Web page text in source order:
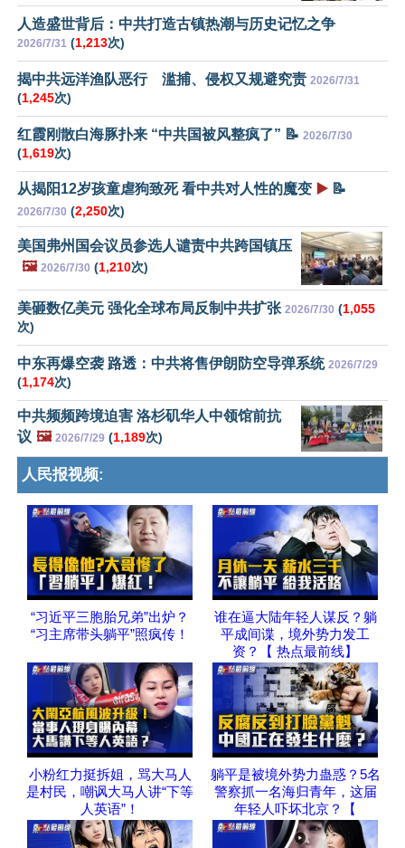
人造盛世背后：中共打造古镇热潮与历史记忆之争
2026/7/31 (1,213次)
揭中共远洋渔队恶行 滥捕、侵权又规避究责 2026/7/31
(1,245次)
红霞刚散白海豚扑来 “中共国被风整疯了” 📝 2026/7/30
(1,619次)
从揭阳12岁孩童虐狗致死 看中共对人性的魔变 ▶️ 📝
2026/7/30 (2,250次)
美国弗州国会议员参选人谴责中共跨国镇压
🖼️ 2026/7/30 (1,210次)
美砸数亿美元 强化全球布局反制中共扩张 2026/7/30 (1,055
次)
中东再爆空袭 路透：中共将售伊朗防空导弹系统 2026/7/29
(1,174次)
中共频频跨境迫害 洛杉矶华人中领馆前抗
议 🖼️ 2026/7/29 (1,189次)
人民报视频:
“习近平三胞胎兄弟”出炉？
“习主席带头躺平”照疯传！
谁在逼大陆年轻人谋反？躺
平成间谍，境外势力发工
资？【 热点最前线】
小粉红力挺拆姐，骂大马人
是村民，嘲讽大马人讲“下等
人英语”！
躺平是被境外势力蛊惑？5名
警察抓一名海归青年，这届
年轻人吓坏北京？【